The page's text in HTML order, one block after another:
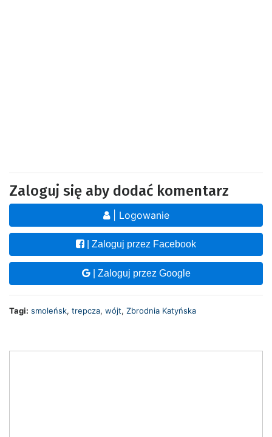
Zaloguj się aby dodać komentarz
| Logowanie
| Zaloguj przez Facebook
| Zaloguj przez Google
Tagi: smoleńsk, trepcza, wójt, Zbrodnia Katyńska